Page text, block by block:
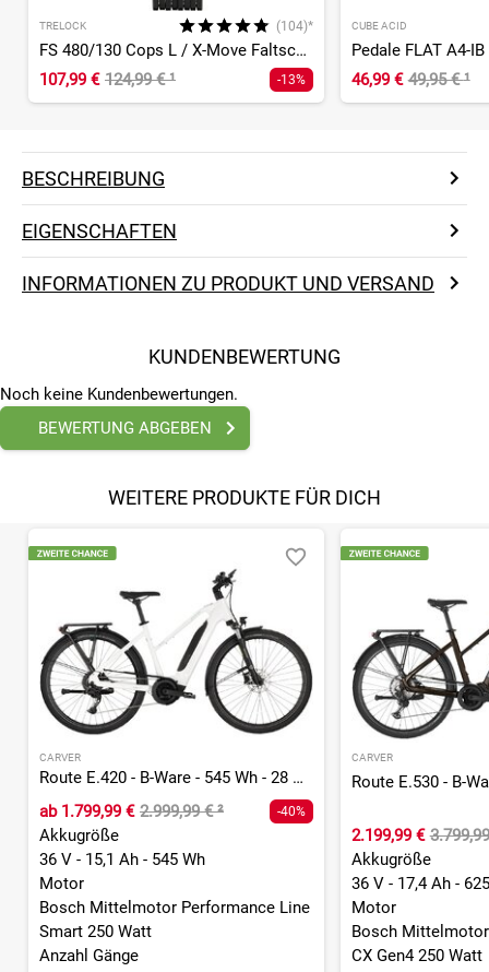
TRELOCK (104)*
FS 480/130 Cops L / X-Move Faltschloss
107,99 € 124,99 €¹ -13%
CUBE ACID
Pedale FLAT A4-
46,99 € 49,95 €¹
BESCHREIBUNG
EIGENSCHAFTEN
INFORMATIONEN ZU PRODUKT UND VERSAND
KUNDENBEWERTUNG
Noch keine Kundenbewertungen.
BEWERTUNG ABGEBEN
WEITERE PRODUKTE FÜR DICH
CARVER
Route E.420 - B-Ware - 545 Wh - 28 Zoll - Trapez
ab1.799,99 € 2.999,99 €² -40%
Akkugröße
36 V - 15,1 Ah - 545 Wh
Motor
Bosch Mittelmotor Performance Line
Smart 250 Watt
Anzahl Gänge
CARVER
2.199,99 €
Akkugröße
36 V - 17,4 Ah -
Motor
Bosch
CX Gen4 250 Watt